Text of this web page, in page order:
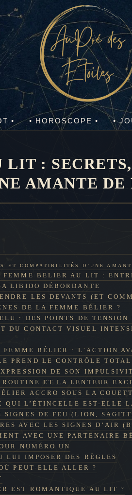
• • HOROSCOPE • •
:
AMANTE DE
COMPATIBILITÉS D’UNE
BELIER AU LIT :
LIBIDO DÉBORDANTE
LES DEVANTS (ET
DE LA FEMME BÉLIER ?
: DES POINTS DE TENSION
DU CONTACT VISUEL
FEMME BÉLIER : L’ACTION
PREND LE CONTRÔLE TOTAL
DE SON
ET LA LENTEUR
ACCRO SOUS LA
QUI L’ÉTINCELLE EST-ELLE
SIGNES DE FEU (LION,
AVEC LES SIGNES D’AIR
AVEC UNE PARTENAIRE
NUMÉRO UN
LUI IMPOSER DES RÈGLES
PEUT-ELLE ALLER ?
EST ROMANTIQUE AU LIT ?